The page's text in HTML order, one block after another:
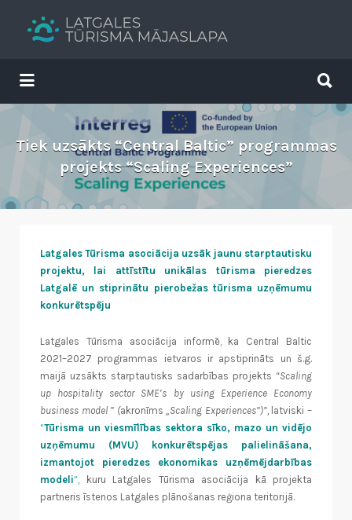
Tavs brīvdienu ceļvedis
Search
for:
for:
Tiek uzsākts “Central Baltic” programmas
projekts “Scaling Experiences”
Latgales Tūrisma asociācija uzsāk jaunu starptautisku
projektu, lai attīstītu unikālas tūrisma pieredzes
Latgalē un stiprinātu pierobežas tūrisma uzņēmumu
konkurētspēju
Latgales Tūrisma asociācija informē, ka Central Baltic
2021–2027 programmas ietvaros ir apstiprināts un š.g.
maijā uzsākts starptautisks sadarbības projekts “Scaling
up hospitality sector SME’s by using Experience Economy
business model ” (akronīms „Scaling Experiences”)”, latviski –
“Tūrisma un viesmīlības sektora sīko, mazo un vidējo
uzņēmumu (MVU) konkurētspējas palielināšana,
izmantojot pieredzes ekonomikas uzņēmējdarbības
modeli”,
kuru Latgales Tūrisma asociācija kā projekta
partneris īstenos Latgales plānošanas reģiona teritorijā.